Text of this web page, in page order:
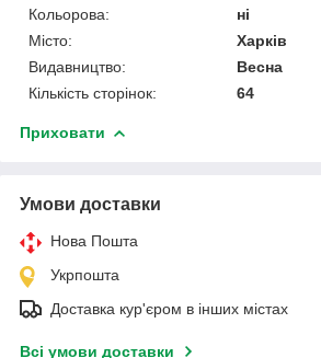
Кольорова:
ні
Місто:
Харків
Видавництво:
Весна
Кількість сторінок:
64
Приховати
Умови доставки
Нова Пошта
Укрпошта
Доставка кур'єром в інших містах
Всі умови доставки